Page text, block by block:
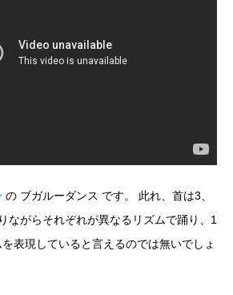
の ブガルーダンス です。 此れ、首は3、
ながらそれぞれが異なるリズムで踊り、1
表現していると言えるのでは無いでしょ